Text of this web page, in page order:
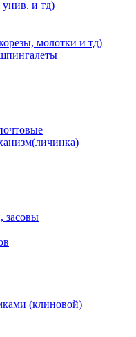
и тд)
молотки и тд)
засовы
(клиновой)